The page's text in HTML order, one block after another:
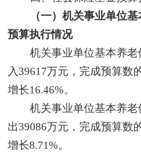
（一）机关事业单位
预算执行情况
机关事业单位基本养
入39617万元 ， 完成预算数
增长16.46%。
机关事业单位基本养
出39086万元 ， 完成预算数
增长8.71%。